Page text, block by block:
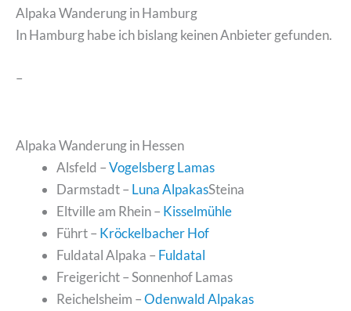
Alpaka Wanderung in Hamburg
In Hamburg habe ich bislang keinen Anbieter gefunden.
–
Alpaka Wanderung in Hessen
Alsfeld –Vogelsberg Lamas
Darmstadt – Luna AlpakasSteina
Eltville am Rhein – Kisselmühle
Führt – Kröckelbacher Hof
Fuldatal Alpaka – Fuldatal
Freigericht – Sonnenhof Lamas
Reichelsheim –Odenwald Alpakas